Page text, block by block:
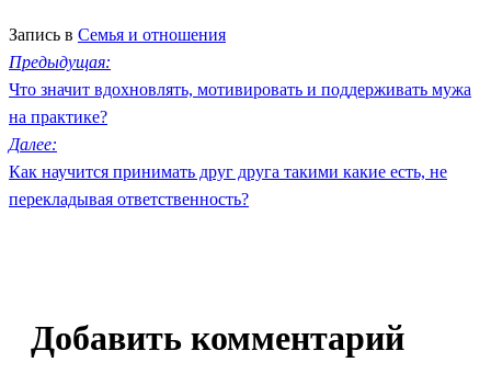
Запись в Семья и отношения
Навигация
по
записям
Предыдущая:
Что значит вдохновлять, мотивировать и поддерживать мужа
на практике?
Далее:
Как научится принимать друг друга такими какие есть, не
перекладывая ответственность?
Добавить комментарий